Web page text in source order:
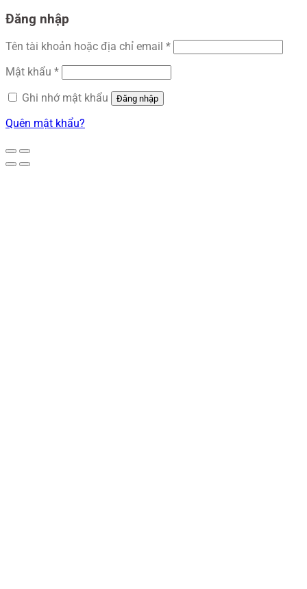
Đăng nhập
Tên tài khoản hoặc địa chỉ email *
Mật khẩu *
Ghi nhớ mật khẩu
Đăng nhập
Quên mật khẩu?